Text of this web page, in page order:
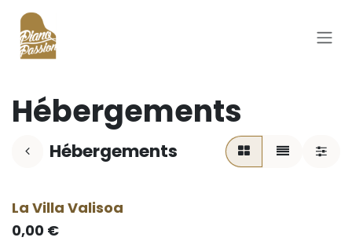
Se rendre au contenu
Hébergements
Hébergements
A louer
La Villa Valisoa
0,00 €